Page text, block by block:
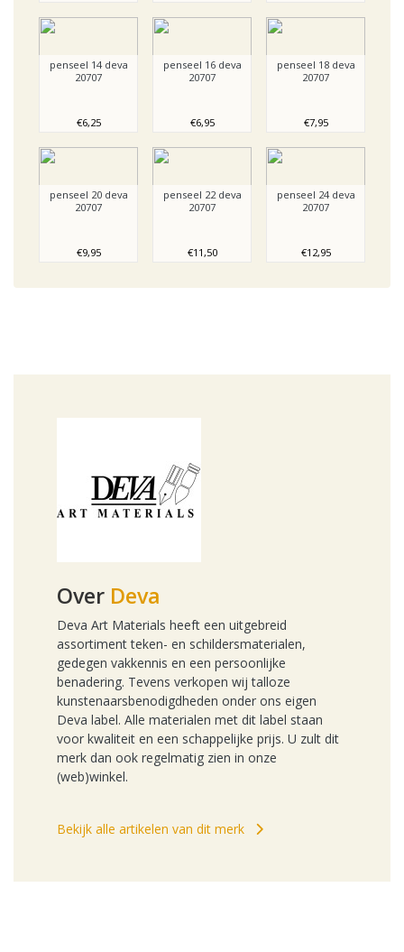
penseel 14 deva
20707
€6,25
penseel 16 deva
20707
€6,95
penseel 18 deva
20707
€7,95
penseel 20 deva
20707
€9,95
penseel 22 deva
20707
€11,50
penseel 24 deva
20707
€12,95
Over Deva
Deva Art Materials heeft een uitgebreid
assortiment teken- en schildersmaterialen,
gedegen vakkennis en een persoonlijke
benadering. Tevens verkopen wij talloze
kunstenaarsbenodigdheden onder ons eigen
Deva label. Alle materialen met dit label staan
voor kwaliteit en een schappelijke prijs. U zult dit
merk dan ook regelmatig zien in onze
(web)winkel.
Bekijk alle artikelen van dit merk